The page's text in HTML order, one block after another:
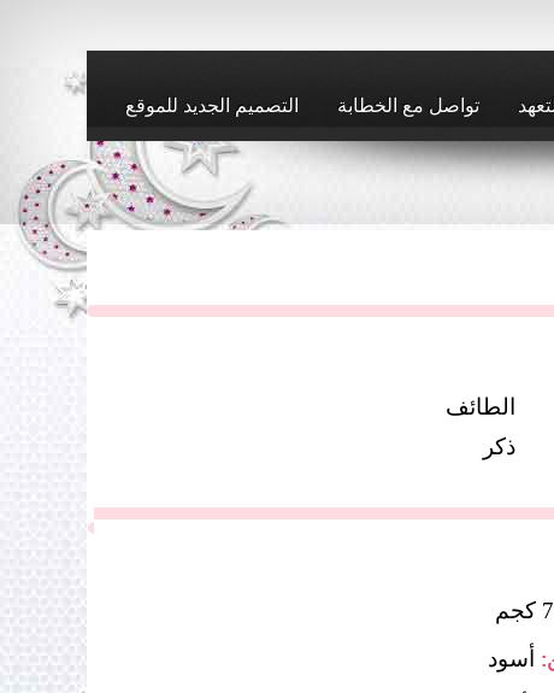
تواصل مع الخطابة التصميم الجديد للموقع
الطائف
ذكر
أسود